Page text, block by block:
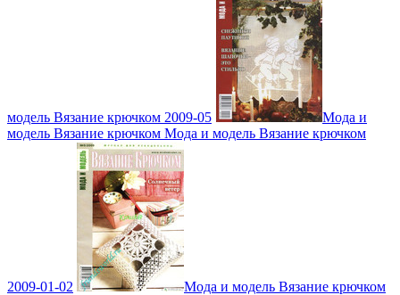
модель Вязание крючком 2009-05
Мода и
модель Вязание крючком Мода и модель Вязание крючком
2009-01-02 Мода и модель Вязание крючком